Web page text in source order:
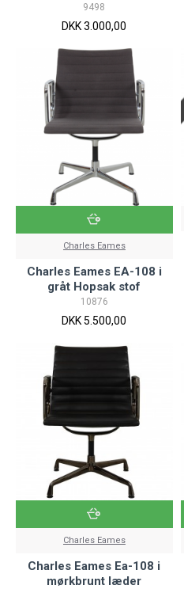
9498
DKK 3.000,00
Charles Eames
Charles Eames EA-108 i
gråt Hopsak stof
10876
DKK 5.500,00
Charles Eames
Charles Eames Ea-108 i
mørkbrunt læder